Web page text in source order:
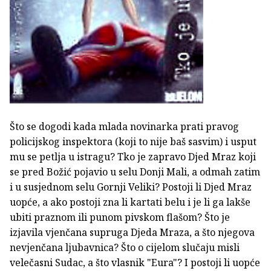
Što se dogodi kada mlada novinarka prati pravog
policijskog inspektora (koji to nije baš sasvim) i usput
mu se petlja u istragu? Tko je zapravo Djed Mraz koji
se pred Božić pojavio u selu Donji Mali, a odmah zatim
i u susjednom selu Gornji Veliki? Postoji li Djed Mraz
uopće, a ako postoji zna li kartati belu i je li ga lakše
ubiti praznom ili punom pivskom flašom? Što je
izjavila vjenčana supruga Djeda Mraza, a što njegova
nevjenčana ljubavnica? Što o cijelom slučaju misli
velečasni Sudac, a što vlasnik "Eura"? I postoji li uopće